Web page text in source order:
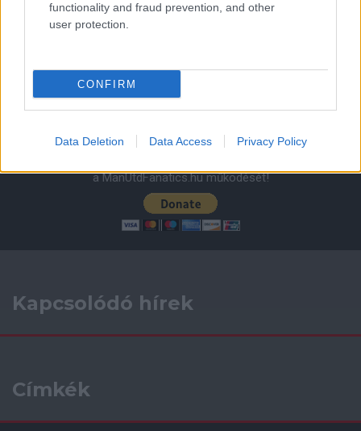
functionality and fraud prevention, and other
user protection.
CONFIRM
Data Deletion Data Access Privacy Policy
AC MilanvsManchester United2026-08-15 18:00
Támogatás
a ManUtdFanatics.hu működését!
Kapcsolódó hírek
Címkék